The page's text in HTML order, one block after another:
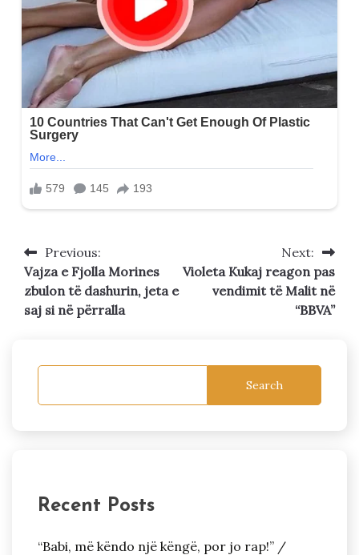
Post
navigation
Previous:
Vajza e Fjolla Morines
zbulon të dashurin, jeta e
saj si në përralla
Next:
Violeta Kukaj reagon pas
vendimit të Malit në
“BBVA”
Search
Recent Posts
“Babi, më këndo një këngë, por jo rap!” /